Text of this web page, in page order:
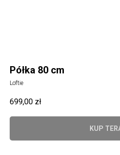
Półka 80 cm
Loftie
699,00 zł
KUP